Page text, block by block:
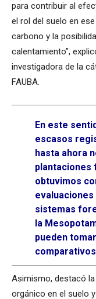
para contribuir al
el rol del suelo en
carbono y la
calentamiento”,
investigadora de la
FAUBA.
En este
escasos
hasta ahora
plantaciones
obtuvimos
sistemas
la
pueden
Asimismo, destacó
orgánico en el suelo